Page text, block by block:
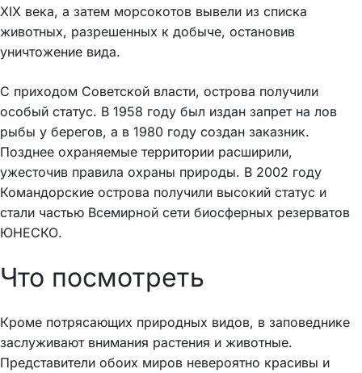
XIX века, а затем морсокотов вывели из списка
животных, разрешенных к добыче, остановив
уничтожение вида.
С приходом Советской власти, острова получили
особый статус. В 1958 году был издан запрет на лов
рыбы у берегов, а в 1980 году создан заказник.
Позднее охраняемые территории расширили,
ужесточив правила охраны природы. В 2002 году
Командорские острова получили высокий статус и
стали частью Всемирной сети биосферных резерватов
ЮНЕСКО.
Что посмотреть
Кроме потрясающих природных видов, в заповеднике
заслуживают внимания растения и животные.
Представители обоих миров невероятно красивы и